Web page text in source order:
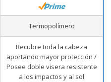
Termopolímero
Recubre toda la cabeza
aportando mayor protección /
Posee doble visera resistente
a los impactos y al sol